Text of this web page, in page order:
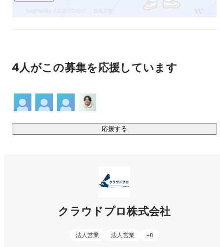
4人がこの募集を応援しています
応援する
クラウドプロ株式会社
法人営業 法人営業 +8